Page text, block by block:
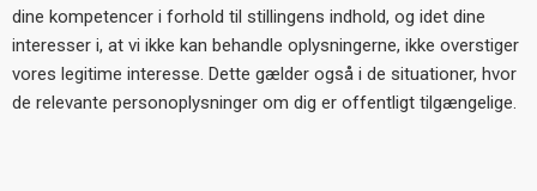
dine kompetencer i forhold til stillingens indhold, og idet dine
interesser i, at vi ikke kan behandle oplysningerne, ikke overstiger
vores legitime interesse. Dette gælder også i de situationer, hvor
de relevante personoplysninger om dig er offentligt tilgængelige.